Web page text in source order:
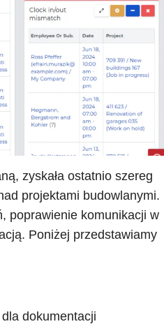
zyskała ostatnio szereg
projektami budowlanymi.
poprawienie komunikacji w
Poniżej przedstawiamy
dokumentacji